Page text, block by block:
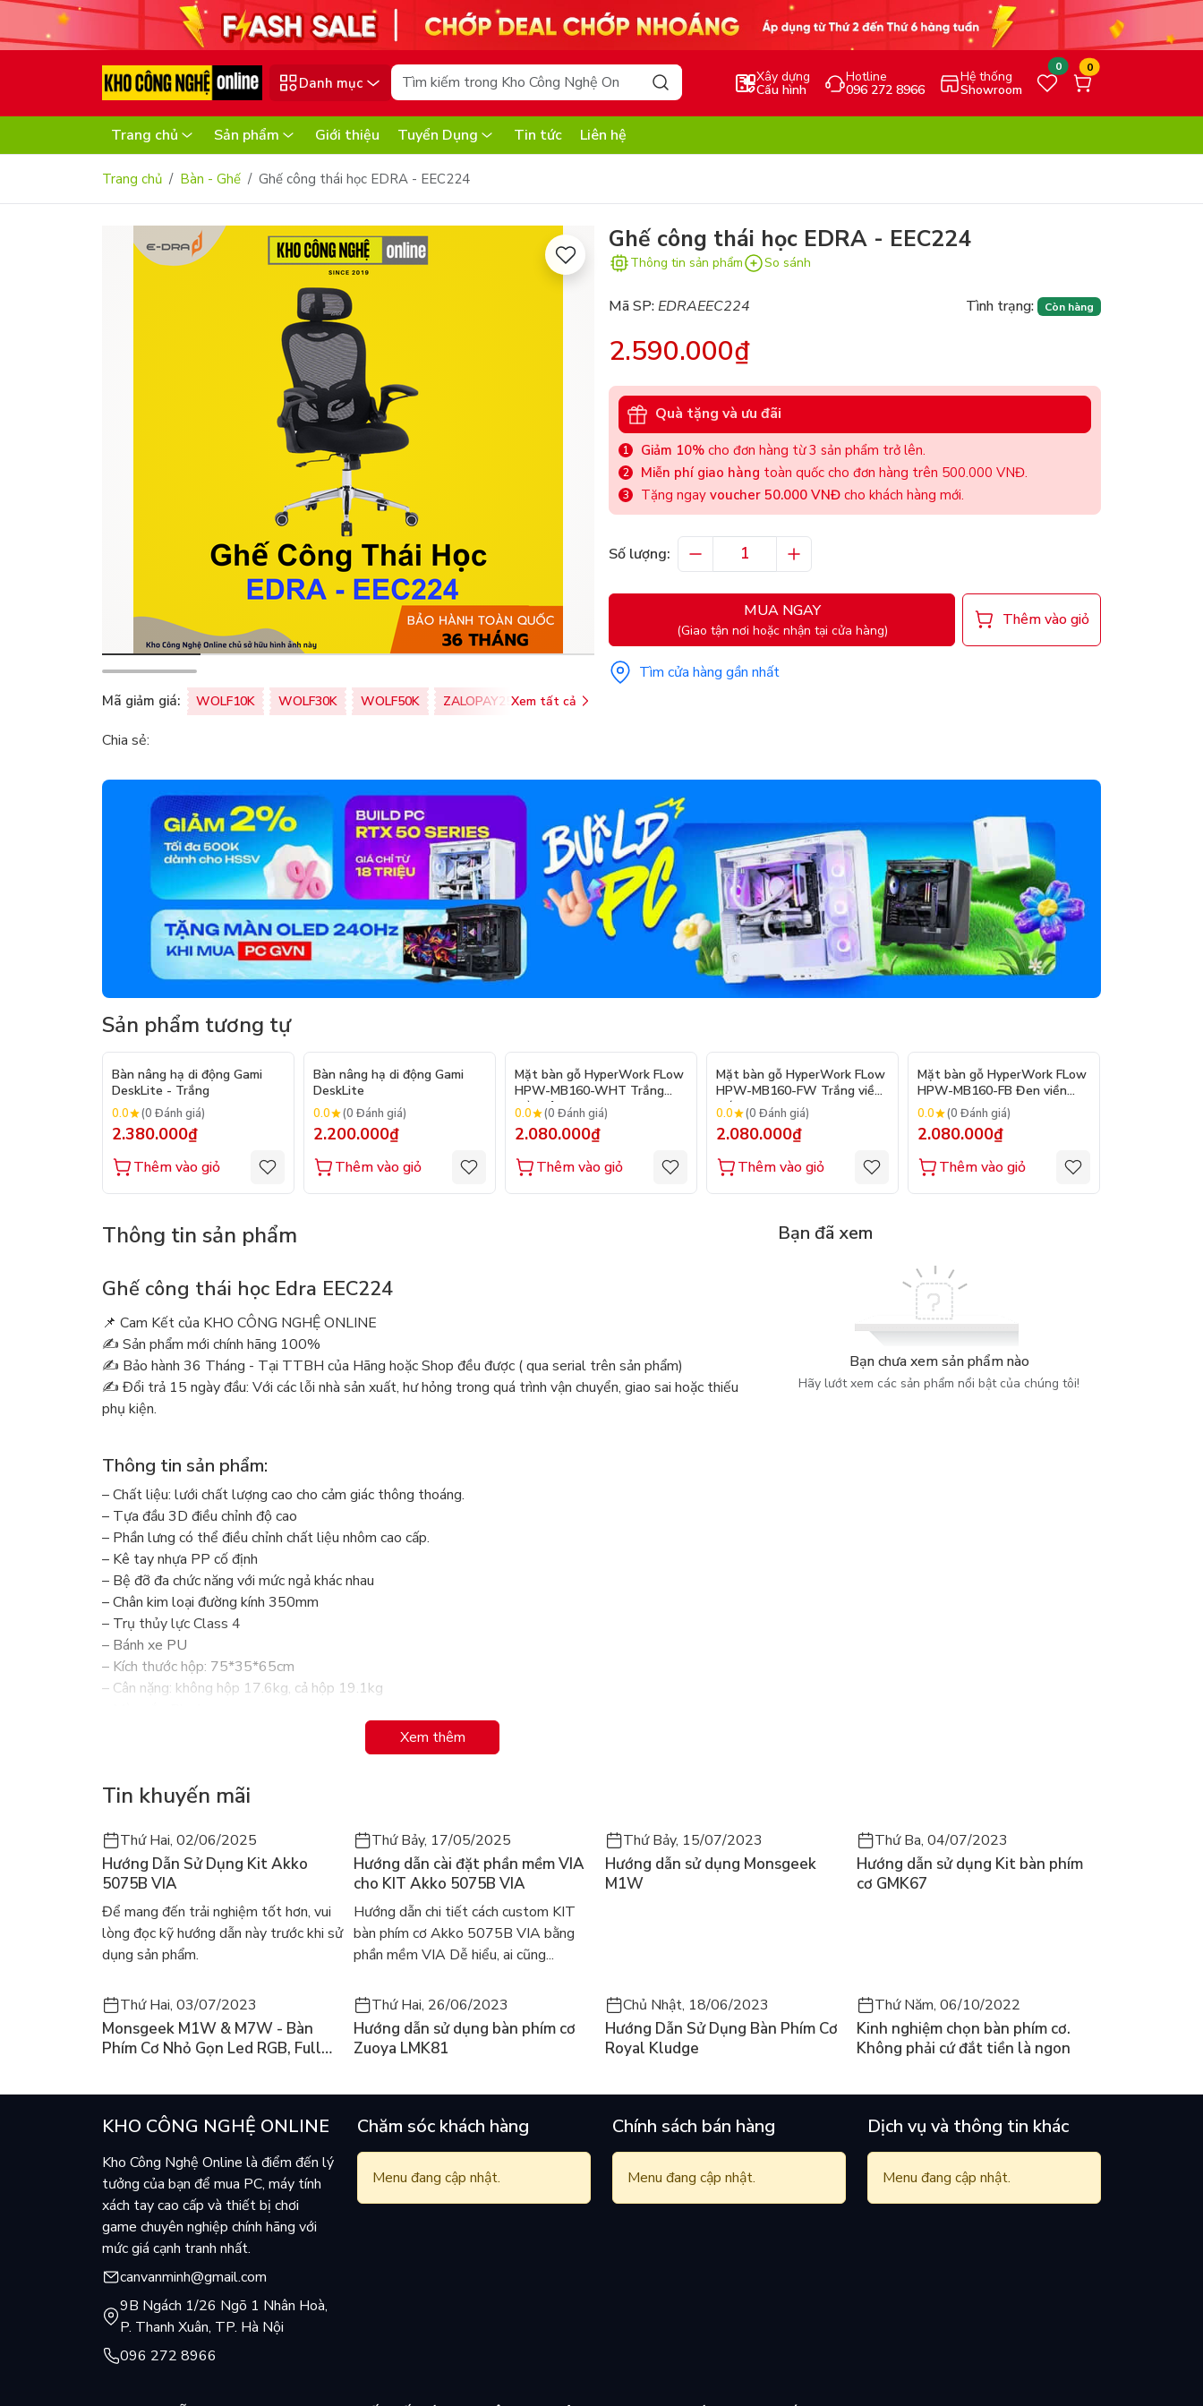
Danh mục Xây dựng
Cấu hình
Hotline
096 272 8966
Hệ thống
Showroom
0 0
Trang chủ Sản phẩm Giới thiệu Tuyển Dụng Tin tức Liên hệ
Trang chủ Bàn - Ghế Ghế công thái học EDRA - EEC224
Mã giảm giá: WOLF10K WOLF30K WOLF50K ZALOPAY25K SHOPEEPAY026
Xem tất cả
Chia sẻ:
Ghế công thái học EDRA - EEC224
Thông tin sản phẩm So sánh
Mã SP:EDRAEEC224 Tình trạng: Còn hàng
2.590.000₫
Quà tặng và ưu đãi
Giảm 10% cho đơn hàng từ 3 sản phẩm trở lên.
Miễn phí giao hàng toàn quốc cho đơn hàng trên 500.000 VNĐ.
Tặng ngay voucher 50.000 VNĐ cho khách hàng mới.
Số lượng:
MUA NGAY
(Giao tận nơi hoặc nhận tại cửa hàng)
Thêm vào giỏ
Tìm cửa hàng gần nhất
Sản phẩm tương tự
Bàn nâng hạ di động Gami
DeskLite - Trắng
0.0 (0 Đánh giá)
2.380.000₫
Thêm vào giỏ
Bàn nâng hạ di động Gami
DeskLite
0.0 (0 Đánh giá)
2.200.000₫
Thêm vào giỏ
Mặt bàn gỗ HyperWork FLow
HPW-MB160-WHT Trắng
viền nâu
0.0 (0 Đánh giá)
2.080.000₫
Thêm vào giỏ
Mặt bàn gỗ HyperWork FLow
HPW-MB160-FW Trắng viền
trắng
0.0 (0 Đánh giá)
2.080.000₫
Thêm vào giỏ
Mặt bàn gỗ HyperWork FLow
HPW-MB160-FB Đen viền
đen
0.0 (0 Đánh giá)
2.080.000₫
Thêm vào giỏ
Thông tin sản phẩm
Ghế công thái học Edra EEC224
📌 Cam Kết của KHO CÔNG NGHỆ ONLINE
✍️ Sản phẩm mới chính hãng 100%
✍️ Bảo hành 36 Tháng - Tại TTBH của Hãng hoặc Shop đều được ( qua serial trên sản phẩm)
✍️ Đổi trả 15 ngày đầu: Với các lỗi nhà sản xuất, hư hỏng trong quá trình vận chuyển, giao sai hoặc thiếu
phụ kiện.
Thông tin sản phẩm:
– Chất liệu: lưới chất lượng cao cho cảm giác thông thoáng.
– Tựa đầu 3D điều chỉnh độ cao
– Phần lưng có thể điều chỉnh chất liệu nhôm cao cấp.
– Kê tay nhựa PP cố định
– Bệ đỡ đa chức năng với mức ngả khác nhau
– Chân kim loại đường kính 350mm
– Trụ thủy lực Class 4
– Bánh xe PU
– Kích thước hộp: 75*35*65cm
– Cân nặng: không hộp 17.6kg, cả hộp 19.1kg
– Cân nặng người sử dụng tối đa: 150kg / Cân nặng người sử dụng phù hợp: Dưới 80kg
Thiết kế công thái học hỗ trợ chuẩn tư thế ngồi
trong thời gian dài, hỗ trợ tư thế đúng, giảm áp lực lên cột sống, cổ và vai, mang lại sự thoải mái và hạn chế
các vấn đề về xương khớp. Thiết kế hiện đại, bền bỉ và phù hợp với nhiều không gian như văn phòng, phòng
làm việc tại nhà hay góc gaming.
Xem thêm
Bạn đã xem
Bạn chưa xem sản phẩm nào
Hãy lướt xem các sản phẩm nổi bật của chúng tôi!
Tin khuyến mãi
Thứ Hai, 02/06/2025
Hướng Dẫn Sử Dụng Kit Akko
5075B VIA
Để mang đến trải nghiệm tốt hơn, vui
lòng đọc kỹ hướng dẫn này trước khi sử
dụng sản phẩm.
Thứ Bảy, 17/05/2025
Hướng dẫn cài đặt phần mềm VIA
cho KIT Akko 5075B VIA
Hướng dẫn chi tiết cách custom KIT
bàn phím cơ Akko 5075B VIA bằng
phần mềm VIA Dễ hiểu, ai cũng...
Thứ Bảy, 15/07/2023
Hướng dẫn sử dụng Monsgeek
M1W
Thứ Ba, 04/07/2023
Hướng dẫn sử dụng Kit bàn phím
cơ GMK67
Thứ Hai, 03/07/2023
Monsgeek M1W & M7W - Bàn
Phím Cơ Nhỏ Gọn Led RGB, Full
Thứ Hai, 26/06/2023
Hướng dẫn sử dụng bàn phím cơ
Zuoya LMK81
Chủ Nhật, 18/06/2023
Hướng Dẫn Sử Dụng Bàn Phím Cơ
Royal Kludge
Thứ Năm, 06/10/2022
Kinh nghiệm chọn bàn phím cơ.
Không phải cứ đắt tiền là ngon
KHO CÔNG NGHỆ ONLINE
Kho Công Nghệ Online là điểm đến lý
tưởng của bạn để mua PC, máy tính
xách tay cao cấp và thiết bị chơi
game chuyên nghiệp chính hãng với
mức giá cạnh tranh nhất.
canvanminh@gmail.com
9B Ngách 1/26 Ngõ 1 Nhân Hoà,
P. Thanh Xuân, TP. Hà Nội
096 272 8966
Chăm sóc khách hàng
Menu đang cập nhật.
Chính sách bán hàng
Menu đang cập nhật.
Dịch vụ và thông tin khác
Menu đang cập nhật.